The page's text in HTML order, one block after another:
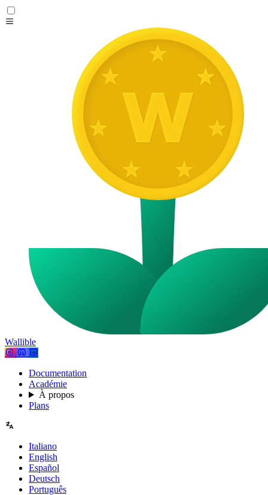
Wallible
Documentation
Académie
À propos
Plans
Italiano
English
Español
Deutsch
Português